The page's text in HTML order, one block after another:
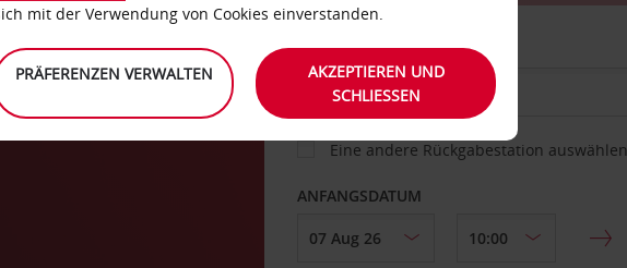
ABHOLEN VON
Eine andere Rückgabestation auswählen
ANFANGSDATUM
mit der Verwendung von Cookies einverstanden.
PRÄFERENZEN VERWALTEN
AKZEPTIEREN UND
SCHLIESSEN